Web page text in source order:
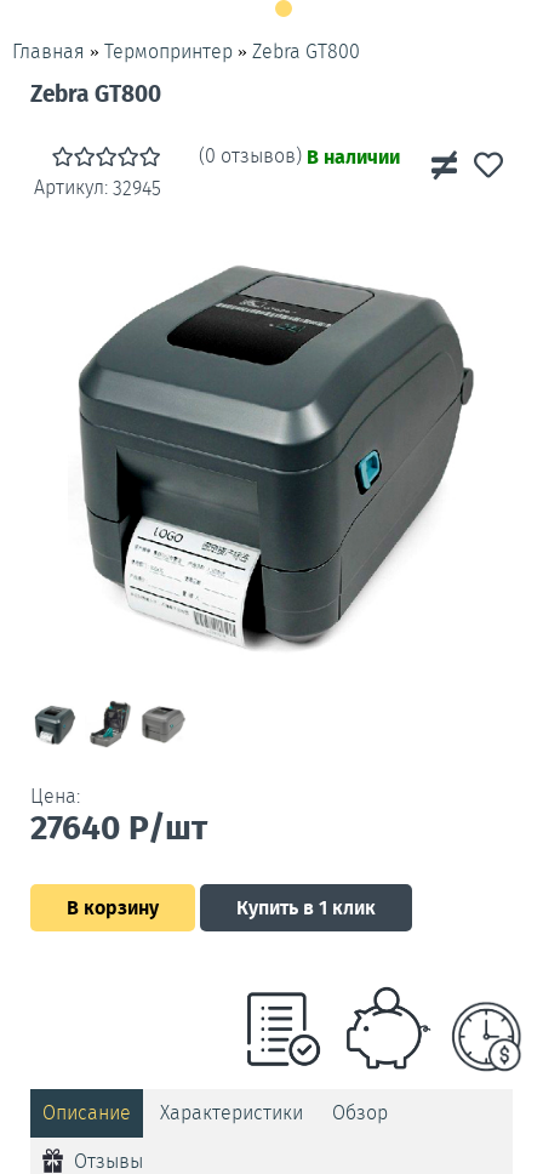
Главная » Термопринтер » Zebra GT800
Zebra GT800
(0 отзывов) В наличии
Артикул: 32945
Цена:
27640 Р/шт
В корзину Купить в 1 клик
Описание Характеристики Обзор
Отзывы